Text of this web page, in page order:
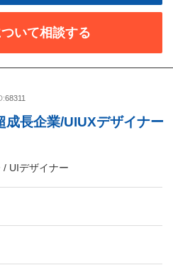
いて相談する
68311
成長企業/UIUXデザイナー
UIデザイナー